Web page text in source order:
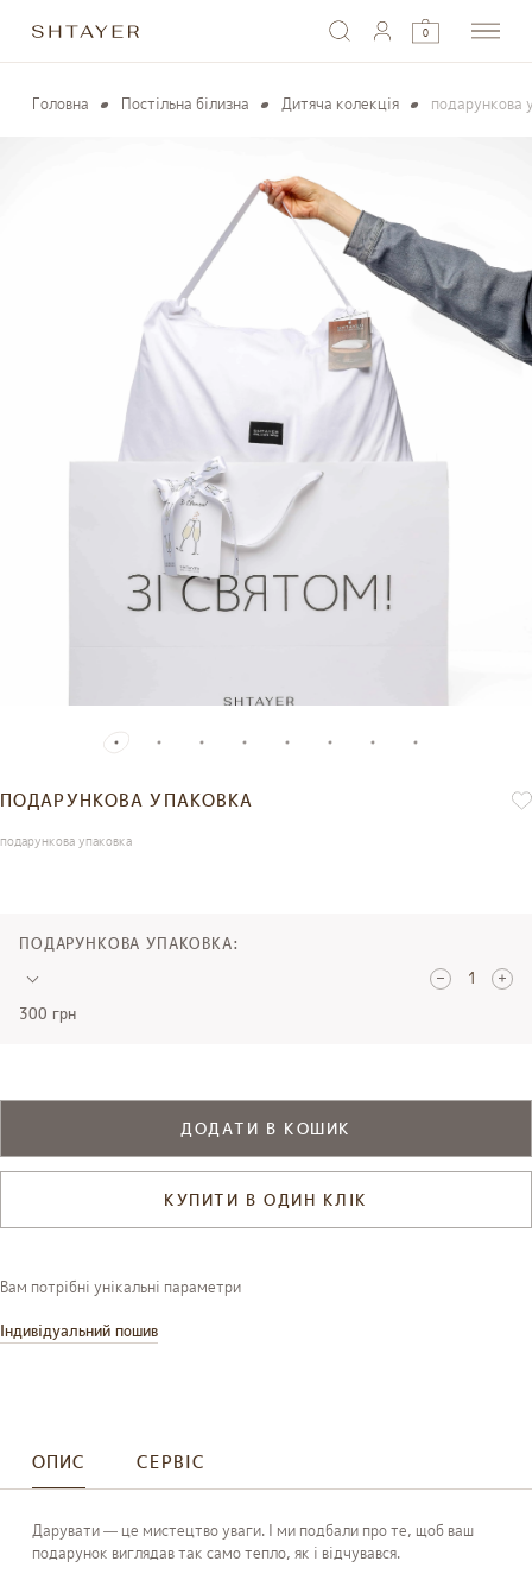
0
Головна Постільна білизна Дитяча колекція подарункова
ПОДАРУНКОВА УПАКОВКА
подарункова упаковка
ПОДАРУНКОВА УПАКОВКА:
300 грн
ДОДАТИ В КОШИК
КУПИТИ В ОДИН КЛІК
Вам потрібні унікальні параметри
Індивідуальний пошив
ОПИС СЕРВІС
Дарувати — це мистецтво уваги. І ми подбали про те, щоб ваш
подарунок виглядав так само тепло, як і відчувався.